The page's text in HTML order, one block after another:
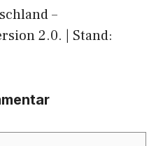
–
2.0. | Stand: